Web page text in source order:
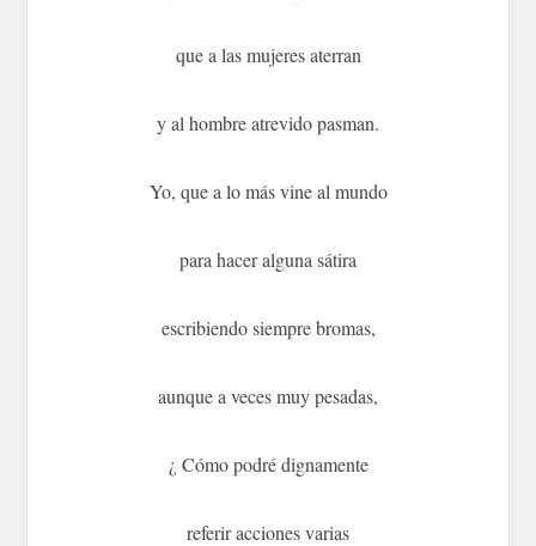
que a las mujeres aterran
y al hombre atrevido pasman.
Yo, que a lo más vine al mundo
para hacer alguna sátira
escribiendo siempre bromas,
aunque a veces muy pesadas,
¿ Cómo podré dignamente
referir acciones varias